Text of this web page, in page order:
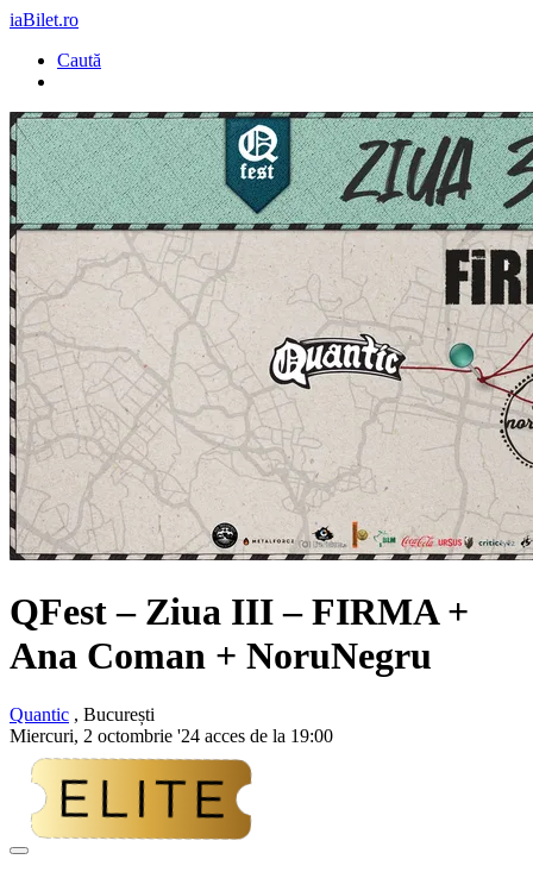
iaBilet.ro
Caută
QFest – Ziua III – FIRMA +
Ana Coman + NoruNegru
Quantic , București
Miercuri, 2 octombrie '24 acces de la 19:00
Adaugă